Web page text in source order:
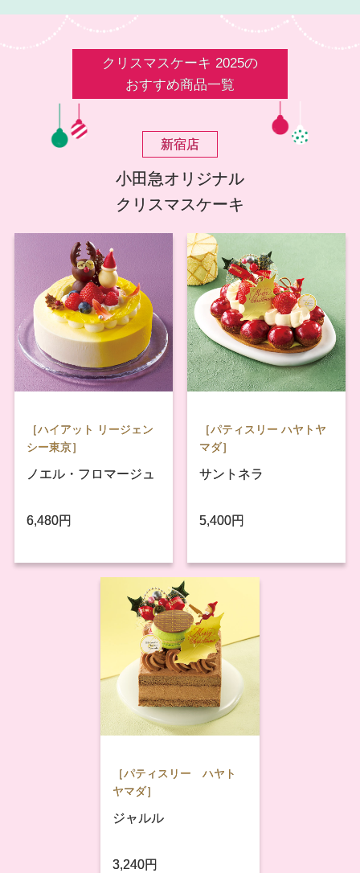
クリスマスケーキ 2025の
おすすめ商品一覧
新宿店
小田急オリジナル
クリスマスケーキ
［ハイアット リージェン
シー東京］
ノエル・フロマージュ
6,480円
［パティスリー ハヤトヤ
マダ］
サントネラ
5,400円
［パティスリー ハヤト
ヤマダ］
ジャルル
3,240円